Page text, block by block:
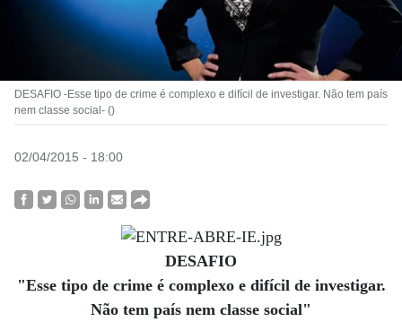
DESAFIO -Esse tipo de crime é complexo e difícil de investigar. Não tem país
nem classe social- ()
02/04/2015 - 18:00
DESAFIO
"Esse tipo de crime é complexo e difícil de investigar.
Não tem país nem classe social"